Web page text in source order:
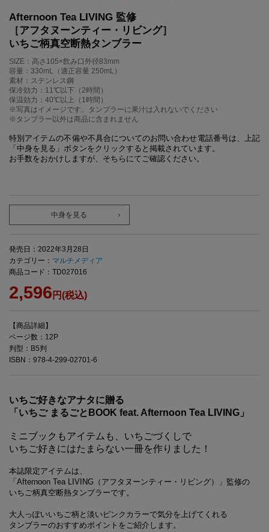
Afternoon Tea LIVING 監修
［アフタヌーンティー・リビング］
いちご柄真空断熱タンブラー
SIZE：高さ105×飲み口外径83mm
容量：330mL（適正容量 250mL）
素材：ステンレス鋼
保冷効力：11℃以下（2時間）
保温効力：40℃以上（1時間）
※写真はイメージです。タンブラーに果汁は入れないでください
※タンブラー以外は商品に含まれません
特別アイテムの不備や不具合についてのお問い合わせ電話番号は、上記
「中身を見る」ボタンをクリックすると掲載されています。
お手数をおかけしますが、そちらにてご確認ください。
中身を見る
発売日：2022年3月28日
カテゴリー： マルチメディア
商品コード：TD027016
2,596 円(税込)
【商品詳細】
ページ数：12P
判型：B5判
ISBN：978-4-299-02701-6
いちご好きなアナタに贈る
「いちご まるごとBOOK feat. Afternoon Tea LIVING」
ミニブックもアイテムも、いちごづくしで
いちご好きにはたまらない一冊を作りました！
本誌限定アイテムは、
「Afternoon Tea LIVING（アフタヌーンティー・リビング）」監修の
いちご柄真空断熱タンブラーです。
大人っぽいいちご柄と淡いピンクカラーで気分を上げてくれる
タンブラーのおすすめポイントをご紹介します。